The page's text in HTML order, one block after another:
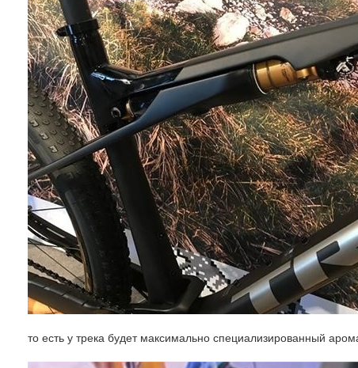
то есть у трека будет максимально специализированный